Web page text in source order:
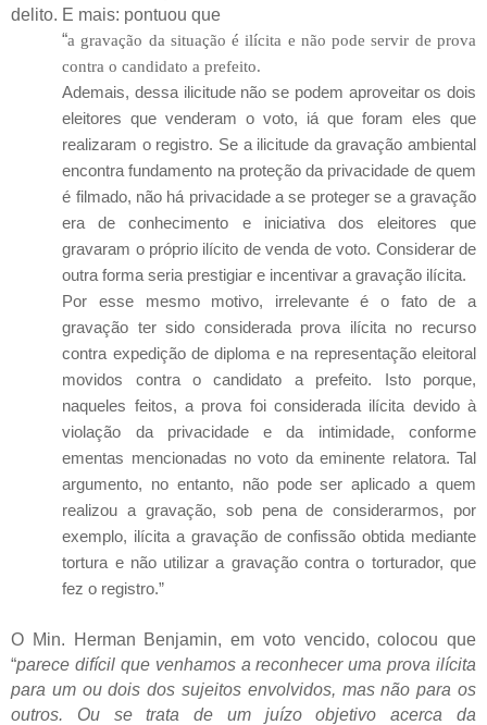
delito. E mais: pontuou que
“a gravação da situação é ilícita e não pode servir de prova
contra o candidato a prefeito.
Ademais, dessa ilicitude não se podem aproveitar os dois
eleitores que venderam o voto, iá que foram eles que
realizaram o registro. Se a ilicitude da gravação ambiental
encontra fundamento na proteção da privacidade de quem
é filmado, não há privacidade a se proteger se a gravação
era de conhecimento e iniciativa dos eleitores que
gravaram o próprio ilícito de venda de voto. Considerar de
outra forma seria prestigiar e incentivar a gravação ilícita.
Por esse mesmo motivo, irrelevante é o fato de a
gravação ter sido considerada prova ilícita no recurso
contra expedição de diploma e na representação eleitoral
movidos contra o candidato a prefeito. Isto porque,
naqueles feitos, a prova foi considerada ilícita devido à
violação da privacidade e da intimidade, conforme
ementas mencionadas no voto da eminente relatora. Tal
argumento, no entanto, não pode ser aplicado a quem
realizou a gravação, sob pena de considerarmos, por
exemplo, ilícita a gravação de confissão obtida mediante
tortura e não utilizar a gravação contra o torturador, que
fez o registro.”
O Min. Herman Benjamin, em voto vencido, colocou que
“parece difícil que venhamos a reconhecer uma prova ilícita
para um ou dois dos sujeitos envolvidos, mas não para os
outros. Ou se trata de um juízo objetivo acerca da